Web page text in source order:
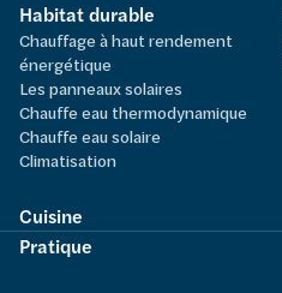
Habitat durable
Chauffage à haut rendement
énergétique
Les panneaux solaires
Chauffe eau thermodynamique
Chauffe eau solaire
Climatisation
Cuisine
Pratique